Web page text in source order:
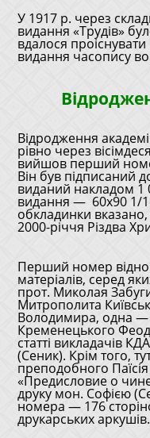
У 1917 р. через
видання «Трудів»
вдалося
видання часопису
Відродження
рівно через
вийшов перший
Він був підписаний
виданий накладом 1
видання — 60х90 1/
обкладинки
2000-річчя Різдва
Перший номер
матеріалів, серед
прот. Миколая
Митрополита
Володимира, одна —
Кременецького
статті викладачів
(Сеник). Крім того,
преподобного
«Предисловие о
друку мон. Софією
номера — 176
друкарських аркушів.